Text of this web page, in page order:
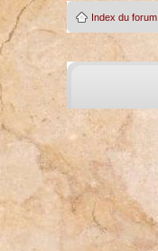
Index du forum